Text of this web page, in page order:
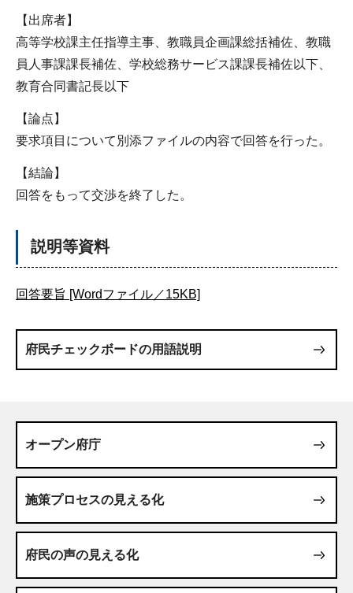
【出席者】
高等学校課主任指導主事、教職員企画課総括補佐、教職
員人事課課長補佐、学校総務サービス課課長補佐以下、
教育合同書記長以下
【論点】
要求項目について別添ファイルの内容で回答を行った。
【結論】
回答をもって交渉を終了した。
説明等資料
回答要旨 [Wordファイル／15KB]
府民チェックボードの用語説明
オープン府庁
施策プロセスの見える化
府民の声の見える化